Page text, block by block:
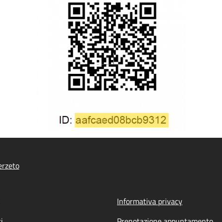
Informativa privacy